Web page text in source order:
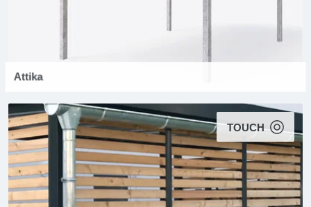
Attika
TOUCH